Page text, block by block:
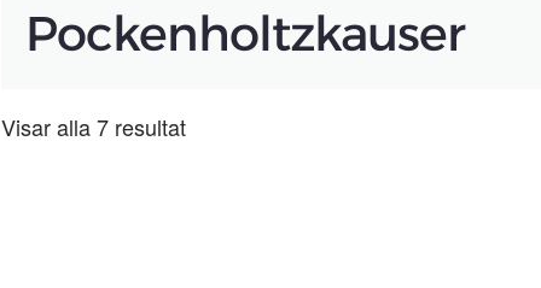
Pockenholtzkauser
Visar alla 7 resultat